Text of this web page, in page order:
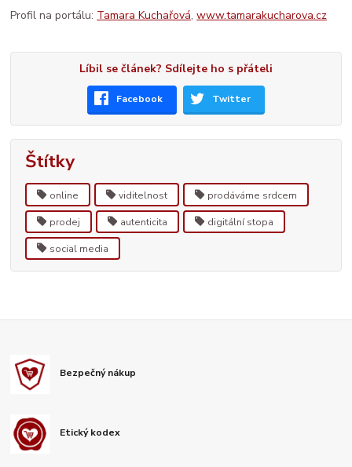
Profil na portálu: Tamara Kuchařová,www.tamarakucharova.cz
Líbil se článek? Sdílejte ho s přáteli
Facebook Twitter
Štítky
online viditelnost prodáváme srdcem
prodej autenticita digitální stopa
social media
Bezpečný nákup
Etický kodex